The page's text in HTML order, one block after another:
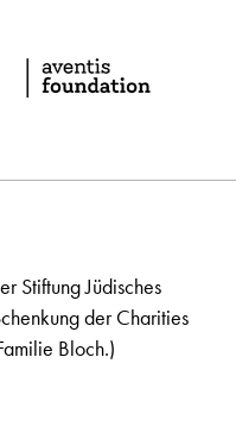
Stiftung Jüdisches
der Charities
Bloch.)